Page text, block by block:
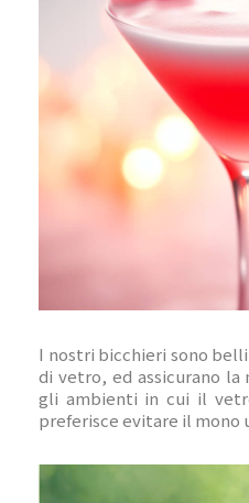
I nostri bicchieri sono
di vetro, ed assicurano
gli ambienti in cui il
preferisce evitare il mono